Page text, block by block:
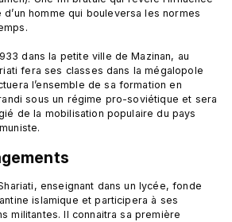
homme qui bouleversa les normes
dans la petite ville de Mazinan, au
fera ses classes dans la mégalopole
l’ensemble de sa formation en
sous un régime pro-soviétique et sera
de la mobilisation populaire du pays
enseignant dans un lycée, fonde
islamique et participera à ses
militantes. Il connaitra sa première